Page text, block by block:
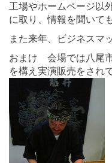
工場やホームページ以
に取り、情報を聞いて
また来年、ビジネスマ
おまけ 会場では八尾
を構え実演販売をされ